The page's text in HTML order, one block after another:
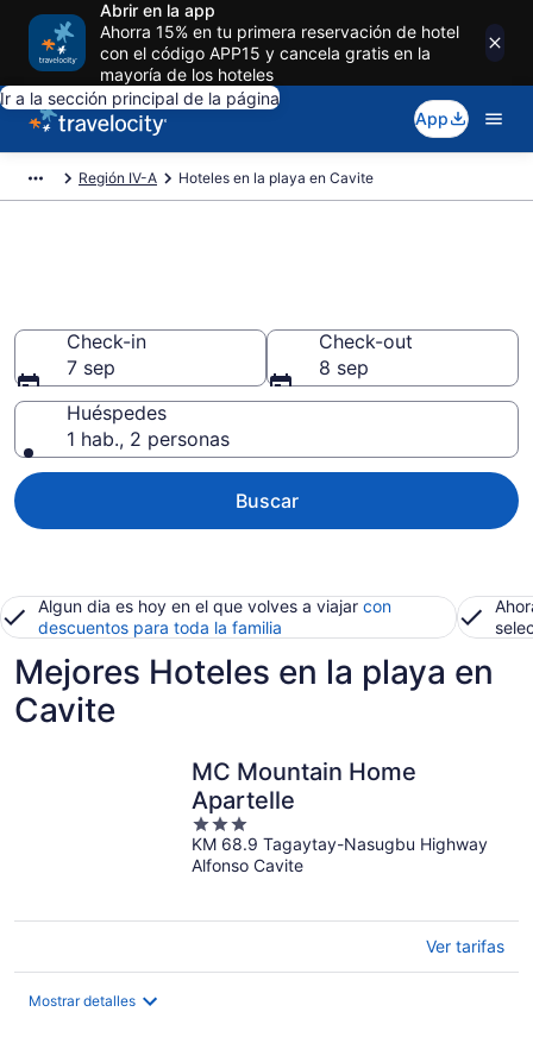
Abrir en la app
Ahorra 15% en tu primera reservación de hotel
con el código APP15 y cancela gratis en la
mayoría de los hoteles
Ir a la sección principal de la página
App
Región IV-A Hoteles en la playa en Cavite
Check-in
7 sep
Check-out
8 sep
Huéspedes
1 hab., 2 personas
Buscar
Algun dia es hoy en el que volves a viajar con
descuentos para toda la familia
Mejores Hoteles en la playa en
Cavite
MC Mountain Home
Apartelle
3
out
of
KM 68.9 Tagaytay-Nasugbu Highway
Alfonso Cavite
Ver tarifas
Mostrar detalles